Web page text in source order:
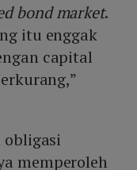
bond market.
itu enggak
capital
obligasi
memperoleh